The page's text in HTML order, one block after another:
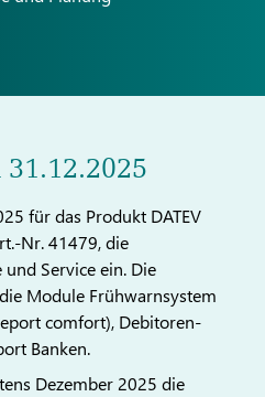
für das Produkt DATEV
Nr. 41479, die
Service ein. Die
Module Frühwarnsystem
comfort), Debitoren-
Banken.
Dezember 2025 die